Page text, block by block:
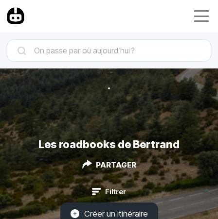
Les roadbooks de Bertrand
PARTAGER
Filtrer
Créer un itinéraire